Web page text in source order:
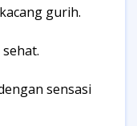
gurih.
sensasi